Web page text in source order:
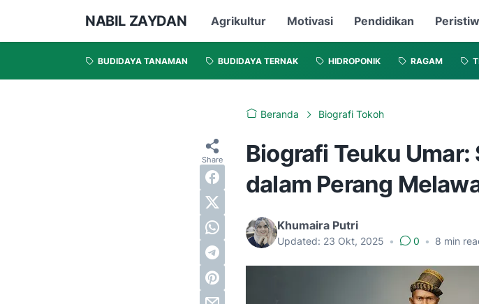
NABIL ZAYDAN Agrikultur Motivasi Pendidikan
BUDIDAYA TANAMAN BUDIDAYA TERNAK HIDROPONIK RAGAM
Beranda Biografi Tokoh
Biografi Teuku
dalam Perang
Khumaira Putri
Updated: 23 Okt, 2025 • 0 • 8 min